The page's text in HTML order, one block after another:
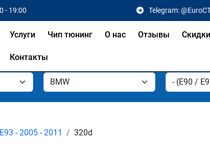
- 19:00 Telegram:
Услуги Чип тюнинг О нас Отзывы Скидки
Контакты
- 2005 - 2011 320d